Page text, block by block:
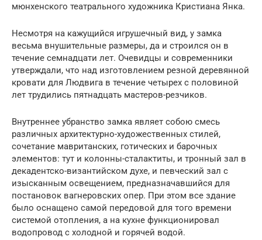
мюнхенского театрального художника Кристиана Янка.
Несмотря на кажущийся игрушечный вид, у замка
весьма внушительные размеры, да и строился он в
течение семнадцати лет. Очевидцы и современники
утверждали, что над изготовлением резной деревянной
кровати для Людвига в течение четырех с половиной
лет трудились пятнадцать мастеров-резчиков.
Внутреннее убранство замка являет собою смесь
различных архитектурно-художественных стилей,
сочетание мавританских, готических и барочных
элементов: тут и колонны-сталактиты, и тронный зал в
декадентско-византийском духе, и певческий зал с
изысканным освещением, предназначавшийся для
постановок вагнеровских опер. При этом все здание
было оснащено самой передовой для того времени
системой отопления, а на кухне функционировал
водопровод с холодной и горячей водой.